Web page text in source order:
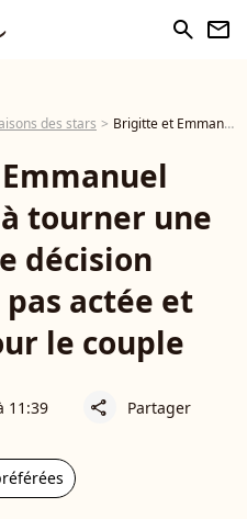
search newsletter
des stars Brigitte et Emmanuel Macron prêts à tourner une page ? Une décision immobilière pas actée et épineuse pour le couple
tourner une
décision
actée et
le couple
11:39 share Partager